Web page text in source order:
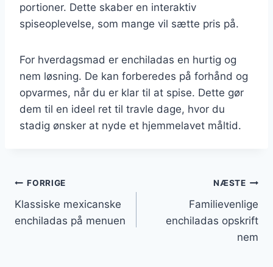
portioner. Dette skaber en interaktiv
spiseoplevelse, som mange vil sætte pris på.
For hverdagsmad er enchiladas en hurtig og
nem løsning. De kan forberedes på forhånd og
opvarmes, når du er klar til at spise. Dette gør
dem til en ideel ret til travle dage, hvor du
stadig ønsker at nyde et hjemmelavet måltid.
Indlægsnavigation
FORRIGE
Klassiske mexicanske
enchiladas på menuen
NÆSTE
Familievenlige
enchiladas opskrift
nem